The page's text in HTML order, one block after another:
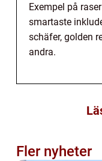
Exempel på
smartaste
schäfer, golden
andra.
Fler nyheter